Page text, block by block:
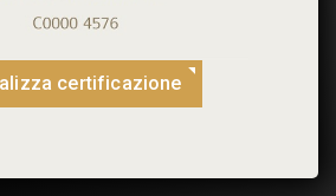
certificazione